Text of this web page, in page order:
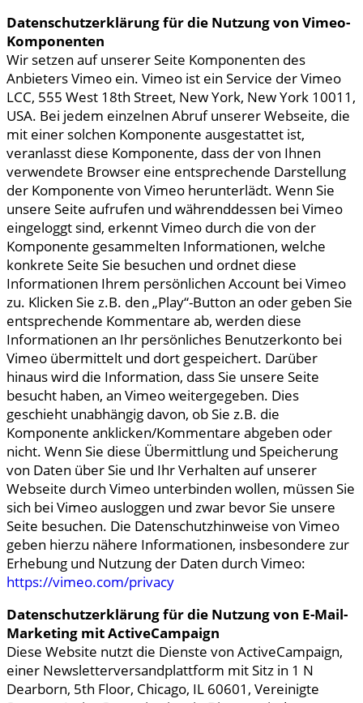
Datenschutzerklärung für die Nutzung von Vimeo-
Komponenten
Wir setzen auf unserer Seite Komponenten des
Anbieters Vimeo ein. Vimeo ist ein Service der Vimeo
LCC, 555 West 18th Street, New York, New York 10011,
USA. Bei jedem einzelnen Abruf unserer Webseite, die
mit einer solchen Komponente ausgestattet ist,
veranlasst diese Komponente, dass der von Ihnen
verwendete Browser eine entsprechende Darstellung
der Komponente von Vimeo herunterlädt. Wenn Sie
unsere Seite aufrufen und währenddessen bei Vimeo
eingeloggt sind, erkennt Vimeo durch die von der
Komponente gesammelten Informationen, welche
konkrete Seite Sie besuchen und ordnet diese
Informationen Ihrem persönlichen Account bei Vimeo
zu. Klicken Sie z.B. den „Play“-Button an oder geben Sie
entsprechende Kommentare ab, werden diese
Informationen an Ihr persönliches Benutzerkonto bei
Vimeo übermittelt und dort gespeichert. Darüber
hinaus wird die Information, dass Sie unsere Seite
besucht haben, an Vimeo weitergegeben. Dies
geschieht unabhängig davon, ob Sie z.B. die
Komponente anklicken/Kommentare abgeben oder
nicht. Wenn Sie diese Übermittlung und Speicherung
von Daten über Sie und Ihr Verhalten auf unserer
Webseite durch Vimeo unterbinden wollen, müssen Sie
sich bei Vimeo ausloggen und zwar bevor Sie unsere
Seite besuchen. Die Datenschutzhinweise von Vimeo
geben hierzu nähere Informationen, insbesondere zur
Erhebung und Nutzung der Daten durch Vimeo:
https://vimeo.com/privacy
Datenschutzerklärung für die Nutzung von E-Mail-
Marketing mit ActiveCampaign
Diese Website nutzt die Dienste von ActiveCampaign,
einer Newsletterversandplattform mit Sitz in 1 N
Dearborn, 5th Floor, Chicago, IL 60601, Vereinigte